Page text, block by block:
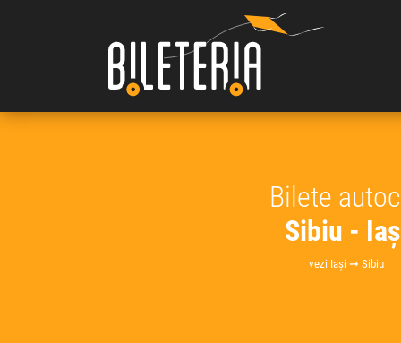
Bilete
Sibiu -
vezi Iași ➞ Sibiu